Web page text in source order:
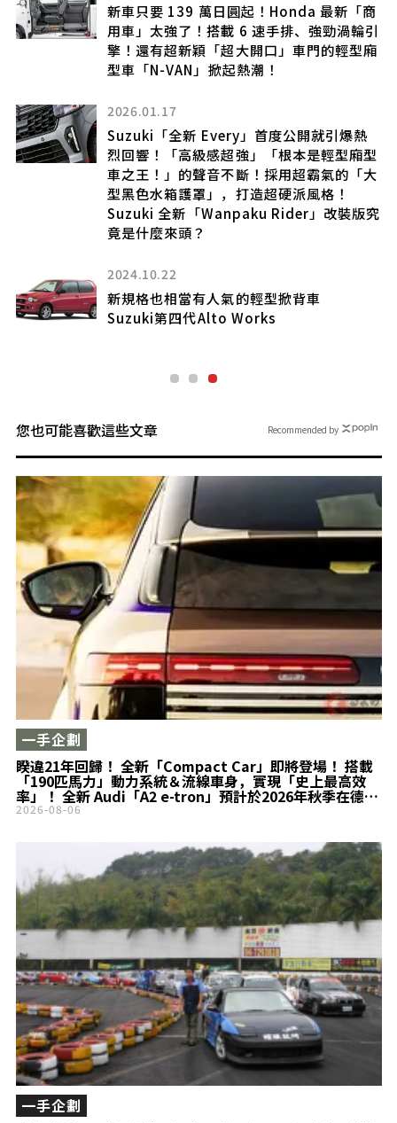
新車只要 139 萬日圓起！Honda 最新「商
用車」太強了！搭載 6 速手排、強勁渦輪引
擎！還有超新穎「超大開口」車門的輕型廂
型車「N-VAN」掀起熱潮！
2026.01.17
Suzuki「全新 Every」首度公開就引爆熱
烈回響！「高級感超強」「根本是輕型廂型
車之王！」的聲音不斷！採用超霸氣的「大
型黑色水箱護罩」，打造超硬派風格！
Suzuki 全新「Wanpaku Rider」改裝版究
竟是什麼來頭？
2024.10.22
新規格也相當有人氣的輕型掀背車
Suzuki第四代Alto Works
您也可能喜歡這些文章
睽違21年回歸！ 全新「Compact Car」即將登場！ 搭載
「190匹馬力」動力系統＆流線車身，實現「史上最高效
率」！ 全新 Audi「A2 e-tron」預計於2026年秋季在德國
全球首度公開
一手企劃
2026-08-06
一手企劃
Recommended by